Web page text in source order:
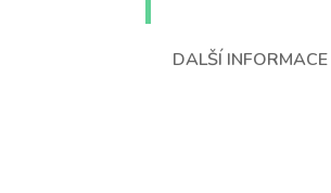
DALŠÍ INFORMACE